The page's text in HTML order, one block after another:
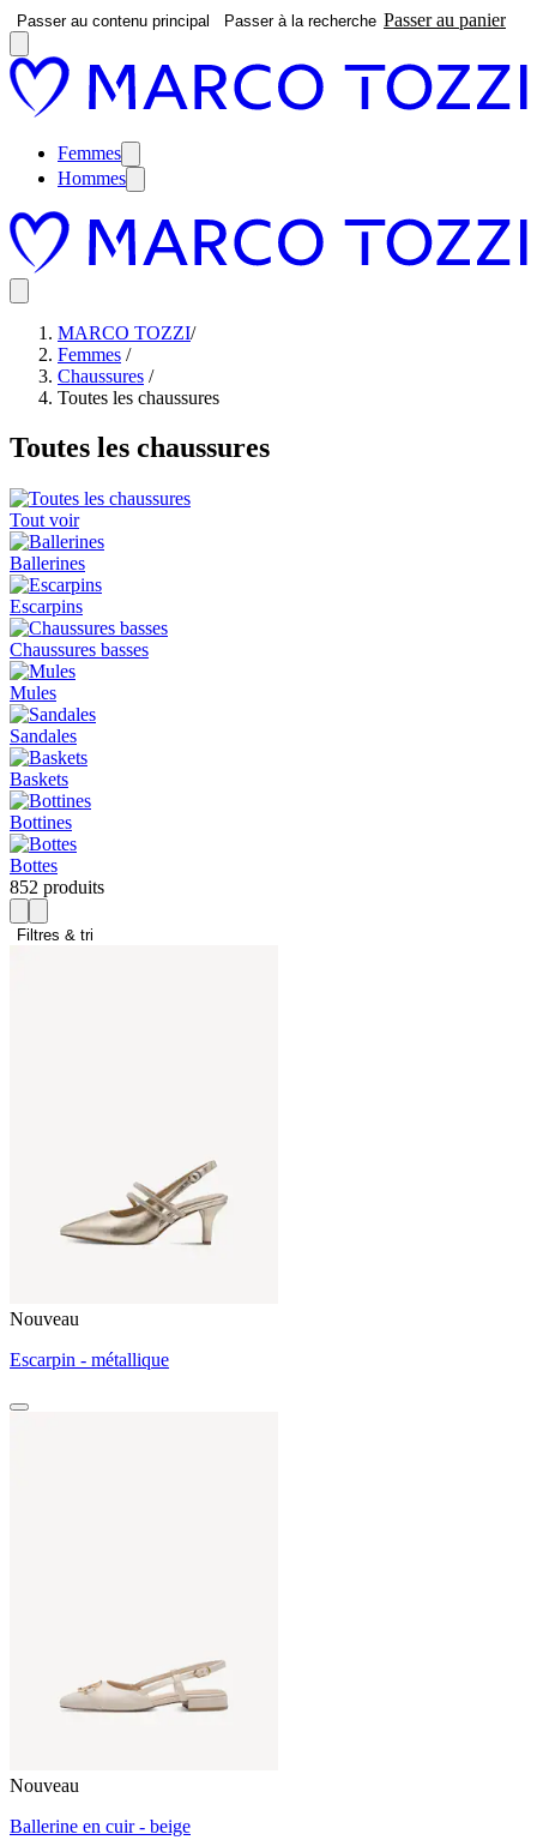
Passer au contenu principal Passer à la recherche Passer au panier
Femmes
Hommes
MARCO TOZZI/
Femmes /
Chaussures /
Toutes les chaussures
Toutes les chaussures
Tout voir
Ballerines
Escarpins
Chaussures basses
Mules
Sandales
Baskets
Bottines
Bottes
852 produits
Nouveau
Escarpin - métallique
Nouveau
Ballerine en cuir - beige